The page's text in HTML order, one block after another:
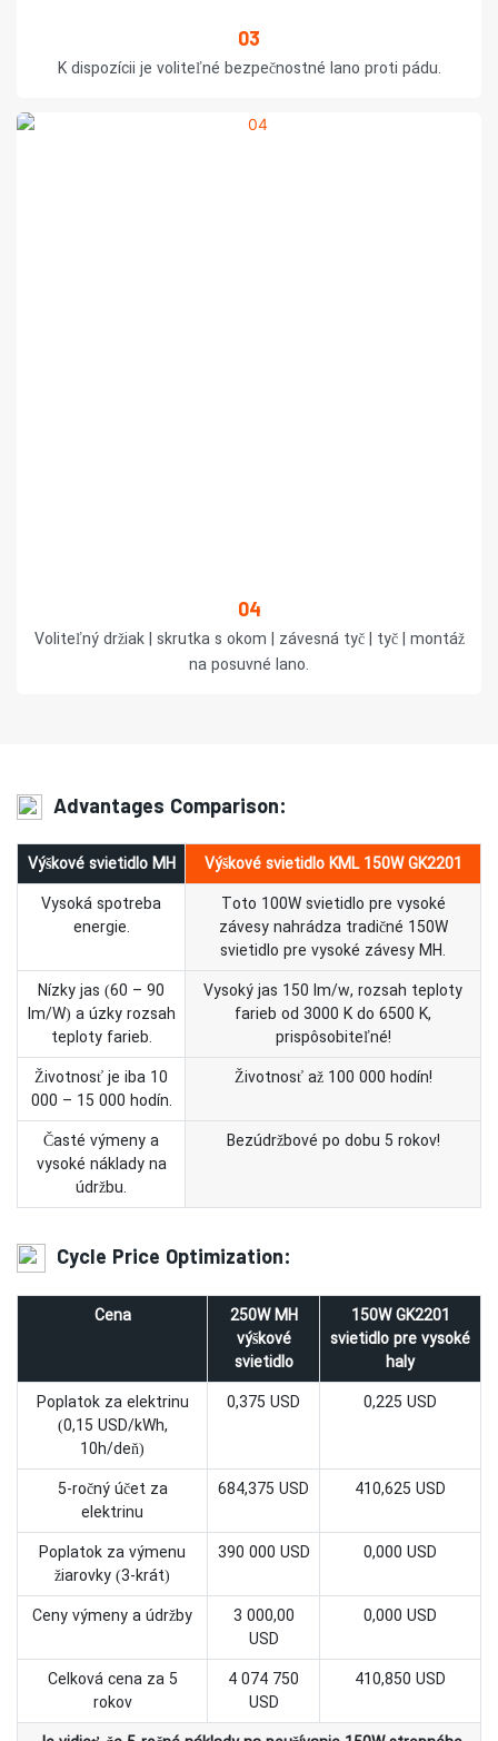
03
K dispozícii je voliteľné bezpečnostné lano proti pádu.
04
Voliteľný držiak | skrutka s okom | závesná tyč | tyč | montáž
na posuvné lano.
Advantages Comparison:
Výškové svietidlo MH
Výškové svietidlo KML 150W GK2201
Vysoká spotreba
energie.
Toto 100W svietidlo pre vysoké
závesy nahrádza tradičné 150W
svietidlo pre vysoké závesy MH.
Nízky jas (60 – 90
lm/W) a úzky rozsah
teploty farieb.
Vysoký jas 150 lm/w, rozsah teploty
farieb od 3000 K do 6500 K,
prispôsobiteľné!
Životnosť je iba 10
000 – 15 000 hodín.
Životnosť až 100 000 hodín!
Časté výmeny a
vysoké náklady na
údržbu.
Bezúdržbové po dobu 5 rokov!
Cycle Price Optimization:
Cena
250W MH
výškové
svietidlo
150W GK2201
svietidlo pre vysoké
haly
Poplatok za elektrinu
(0,15 USD/kWh,
10h/deň)
0,375 USD 0,225 USD
5-ročný účet za
elektrinu
684,375 USD 410,625 USD
Poplatok za výmenu
žiarovky (3-krát)
390 000 USD 0,000 USD
Ceny výmeny a údržby
3 000,00
USD
0,000 USD
Celková cena za 5
rokov
4 074 750
USD
410,850 USD